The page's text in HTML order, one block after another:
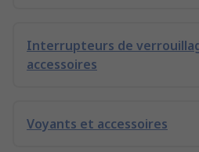
Interrupteurs de
accessoires
Voyants et accessoires